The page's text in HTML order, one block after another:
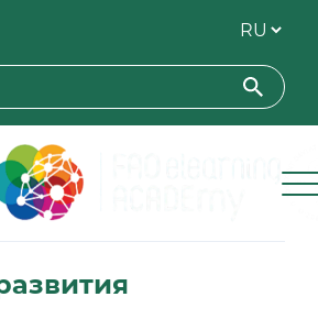
universiteti